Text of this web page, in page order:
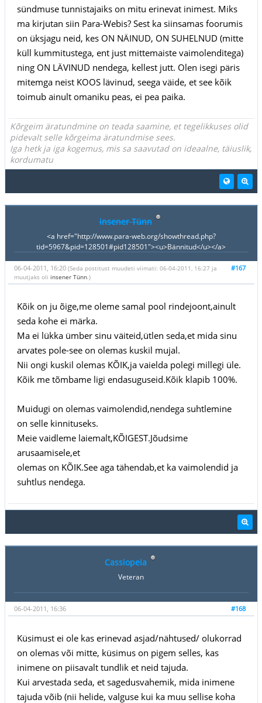
sündmuse tunnistajaiks on mitu erinevat inimest. Miks
ma kirjutan siin Para-Webis? Sest ka siinsamas foorumis
on üksjagu neid, kes ON NÄINUD, ON SUHELNUD (mitte
küll kummitustega, ent just mittemaiste vaimolenditega)
ning ON LÄVINUD nendega, kellest jutt. Olen isegi päris
mitemga neist KOOS lävinud, seega väide, et see kõik
toimub ainult omaniku peas, ei pea paika.
Kõrgeim äratundmine on teada saamine, et tegelikkuses olid
pidevalt selle kõrgeima äratundmise sees.
Iga hetk ja iga kogemus, mis sa saavutad on ideaalne, täiuslik,
kordumatu
insener Tünn
<a href="http://www.para-web.org/showthread.php?
tid=5967&pid=128501#pid128501"><u>Bännitud</u></a>
#167
06-04-2011, 16:20 (Seda postitust muudeti viimati: 06-04-2011, 16:27 ja
muutjaks oli insener Tünn.)
Kõik on ju õige,me oleme samal pool rindejoont,ainult
seda kohe ei märka.
Ma ei lükka ümber sinu väiteid,ütlen seda,et mida sinu
arvates pole-see on olemas kuskil mujal.
Nii ongi kuskil olemas KÕIK,ja vaielda polegi millegi üle.
Kõik me tõmbame ligi endasuguseid.Kõik klapib 100%.
Muidugi on olemas vaimolendid,nendega suhtlemine
on selle kinnituseks.
Meie vaidleme laiemalt,KÕIGEST.Jõudsime
arusaamisele,et
olemas on KÕIK.See aga tähendab,et ka vaimolendid ja
suhtlus nendega.
Cassiopeia
Veteran
#168
06-04-2011, 16:36
Küsimust ei ole kas erinevad asjad/nähtused/ olukorrad
on olemas või mitte, küsimus on pigem selles, kas
inimene on piisavalt tundlik et neid tajuda.
Kui arvestada seda, et sagedusvahemik, mida inimene
tajuda võib (nii helide, valguse kui ka muu sellise koha